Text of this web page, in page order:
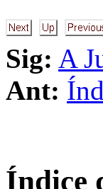
Sig: A
Ant:
Índice